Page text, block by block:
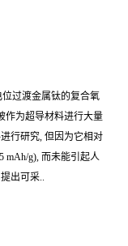
过渡金属钛的复合氧
作为超导材料进行大量
行研究, 但因为它相对
mAh/g), 而未能引起人
出可采..